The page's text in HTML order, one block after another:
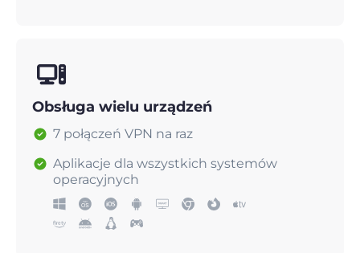
Obsługa wielu urządzeń
7 połączeń VPN na raz
Aplikacje dla wszystkich systemów
operacyjnych